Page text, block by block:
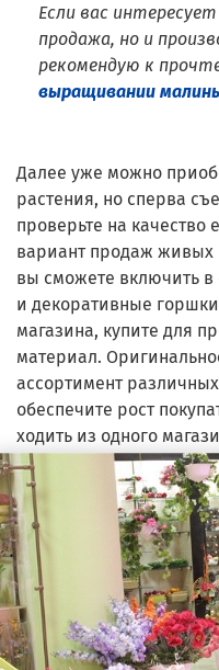
Если вас
продажа, но и
рекомендую к
выращивании
Далее уже можно
растения, но сперва
проверьте на качество
вариант продаж живых
вы сможете включить в
и декоративные
магазина, купите для
материал.
ассортимент
обеспечите рост
ходить из одного